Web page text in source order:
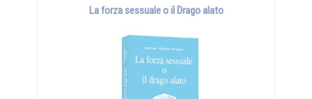
La forza sessuale o il Drago alato